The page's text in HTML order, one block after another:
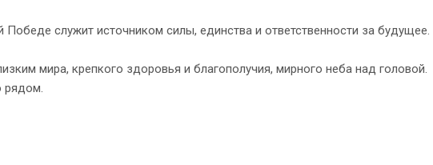
Победе служит источником силы, единства и ответственности за будущее.
мира, крепкого здоровья и благополучия, мирного неба над головой.
рядом.